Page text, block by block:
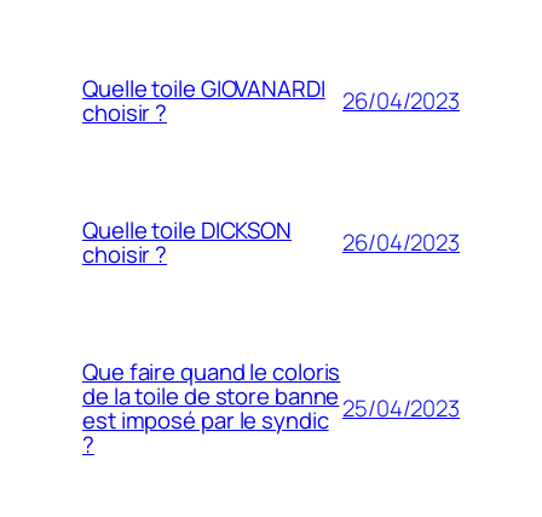
Quelle toile GIOVANARDI
choisir ? 26/04/2023
Quelle toile DICKSON
choisir ? 26/04/2023
Que faire quand le coloris
de la toile de store banne
est imposé par le syndic
?
25/04/2023